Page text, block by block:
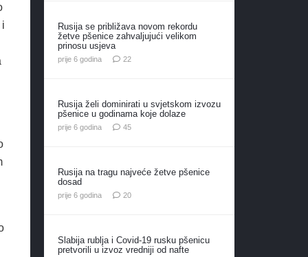
Rusija se približava novom rekordu
žetve pšenice zahvaljujući velikom
prinosu usjeva
prije 6 godina 22komentara
Rusija želi dominirati u svjetskom izvozu
pšenice u godinama koje dolaze
prije 6 godina 45komentara
Rusija na tragu najveće žetve pšenice
dosad
prije 6 godina 20komentara
Slabija rublja i Covid-19 rusku pšenicu
pretvorili u izvoz vredniji od nafte